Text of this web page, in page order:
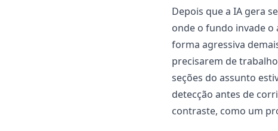
Depois que a IA gera
onde o fundo invade
forma agressiva
precisarem de
seções do assunto
detecção antes de
contraste, como um